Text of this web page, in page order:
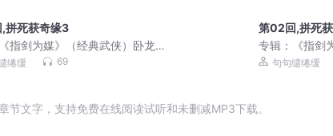
拼死获奇缘3
《指剑为媒》（经典武侠）卧龙
绻缓 69
第02回,拼死
专辑：
《指
生 小说
句句缱绻缓
文字，支持免费在线阅读试听和未删减MP3下载。